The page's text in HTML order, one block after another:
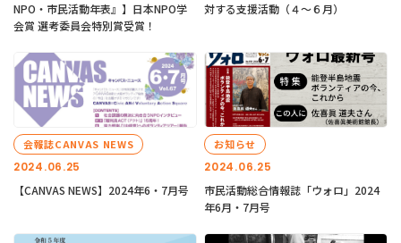
NPO・市民活動年表』】日本NPO学
会賞 選考委員会特別賞受賞！
対する支援活動（４〜６月）
2024.06.25
会報誌CANVAS NEWS
【CANVAS NEWS】2024年6・7月号
2024.06.25
お知らせ
市民活動総合情報誌「ウォロ」2024
年6月・7月号